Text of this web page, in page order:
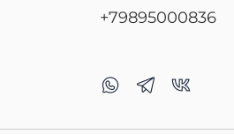
+79895000836